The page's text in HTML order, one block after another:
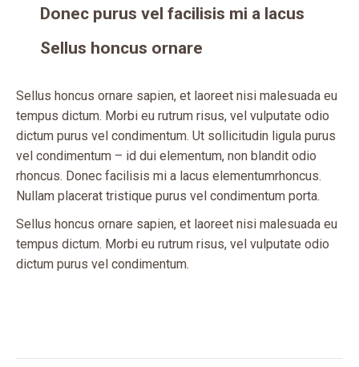
Donec purus vel facilisis mi a lacus
Sellus honcus ornare
Sellus honcus ornare sapien, et laoreet nisi malesuada eu
tempus dictum. Morbi eu rutrum risus, vel vulputate odio
dictum purus vel condimentum. Ut sollicitudin ligula purus
vel condimentum – id dui elementum, non blandit odio
rhoncus. Donec facilisis mi a lacus elementumrhoncus.
Nullam placerat tristique purus vel condimentum porta.
Sellus honcus ornare sapien, et laoreet nisi malesuada eu
tempus dictum. Morbi eu rutrum risus, vel vulputate odio
dictum purus vel condimentum.